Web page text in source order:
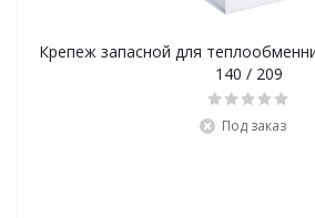
Крепеж запасной для
140 / 209
Под заказ